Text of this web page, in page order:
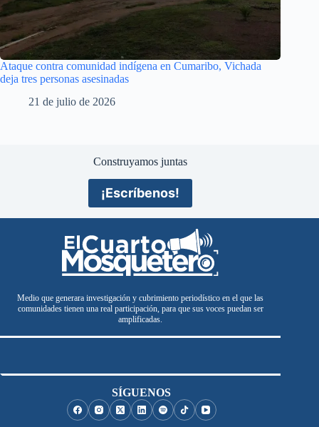
Ataque contra comunidad indígena en Cumaribo, Vichada
deja tres personas asesinadas
21 de julio de 2026
Construyamos juntas
¡Escríbenos!
Medio que generara investigación y cubrimiento periodístico en el que las
comunidades tienen una real participación, para que sus voces puedan ser
amplificadas.
SÍGUENOS